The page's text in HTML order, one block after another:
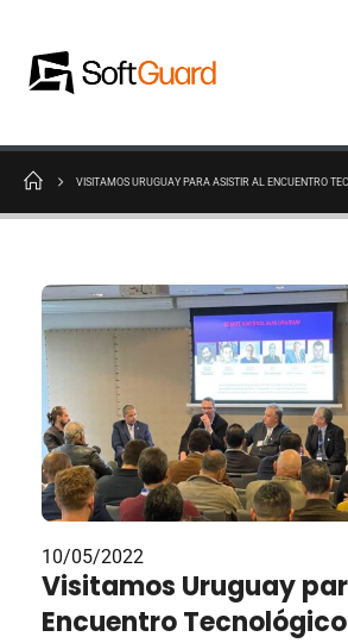
VISITAMOS URUGUAY PARA ASISTIR AL ENCUENTRO
10/05/2022
Visitamos Uruguay
Encuentro Tecnológico